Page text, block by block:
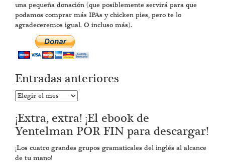
una pequeña donación (que posiblemente servirá para que
podamos comprar más IPAs y chicken pies, pero te lo
agradeceremos igual. O incluso más).
Entradas anteriores
Entradas
¡Extra, extra! ¡El ebook de
Yentelman POR FIN para descargar!
¡Los cuatro grandes grupos gramaticales del inglés al alcance
de tu mano!